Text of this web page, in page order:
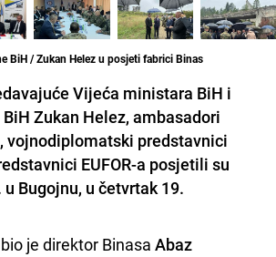
BiH / Zukan Helez u posjeti fabrici Binas
Vijeća ministara BiH i
Zukan Helez, ambasadori
vojnodiplomatski predstavnici
EUFOR-a posjetili su
Bugojnu, u četvrtak 19.
je direktor Binasa Abaz